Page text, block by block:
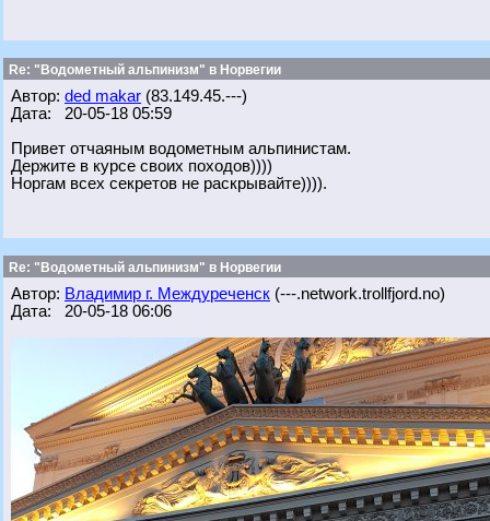
Re: "Водометный альпинизм" в Норвегии
Автор: ded makar (83.149.45.---)
Дата: 20-05-18 05:59
Привет отчаяным водометным альпинистам.
Держите в курсе своих походов))))
Норгам всех секретов не раскрывайте)))).
Re: "Водометный альпинизм" в Норвегии
Автор: Владимир г. Междуреченск (---.network.trollfjord.no)
Дата: 20-05-18 06:06